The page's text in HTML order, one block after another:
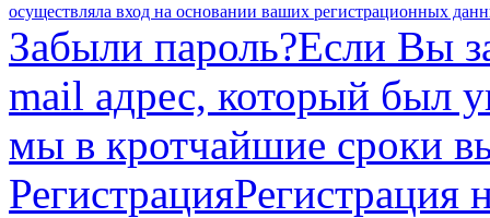
осуществляла вход на основании ваших регистрационных
Забыли пароль?Если Вы
mail адрес, который был
мы в кротчайшие сроки
РегистрацияРегистрация